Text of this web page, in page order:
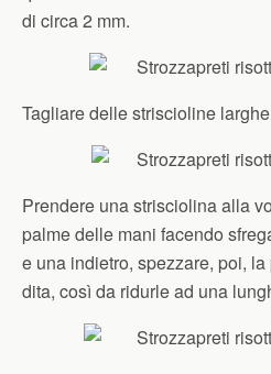
di circa 2 mm.
Tagliare delle striscioline
Prendere una strisciolina alla
palme delle mani facendo
e una indietro, spezzare, poi,
dita, così da ridurle ad una